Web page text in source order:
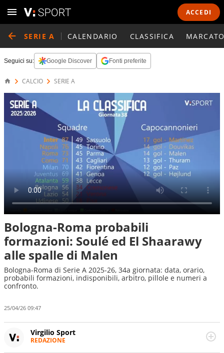
ACCEDI
SERIE A CALENDARIO CLASSIFICA
Seguici su: Google Discover Fonti preferite
CALCIO SERIE A
Bologna-Roma probabili
formazioni: Soulé ed El Shaarawy
alle spalle di Malen
Bologna-Roma di Serie A 2025-26, 34a giornata: data, orario,
probabili formazioni, indisponibili, arbitro, pillole e numeri a
confronto.
25/04/26 09:47
Virgilio Sport
REDAZIONE